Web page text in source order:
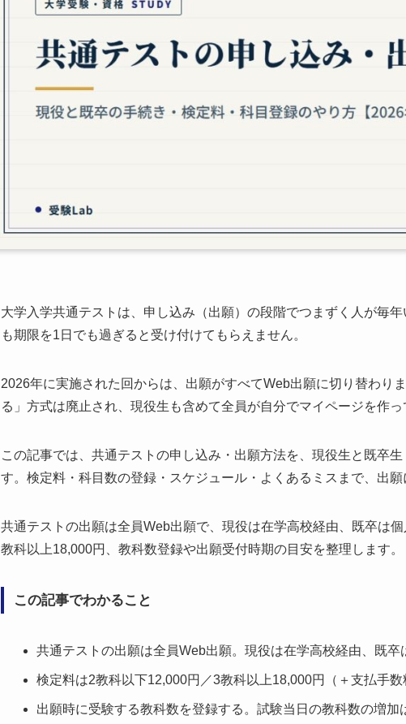
大学入学共通テストは、申し込み（出願）の段階でつまずく人が毎
も期限を1日でも過ぎると受け付けてもらえません。
2026年に実施された回からは、出願がすべてWeb出願に切り替わり
る」方式は廃止され、現役生も含めて全員が自分でマイページを作っ
この記事では、共通テストの申し込み・出願方法を、現役生と既卒
す。検定料・科目数の登録・スケジュール・よくあるミスまで、出
共通テストの出願は全員Web出願で、現役は在学高校経由、既卒は
教科以上18,000円、教科数登録や出願受付時期の目安を整理します。
この記事でわかること
共通テストの出願は全員Web出願。現役は在学高校経由、既卒
検定料は2教科以下12,000円／3教科以上18,000円（＋支払手数
出願時に受験する教科数を登録する。試験当日の教科数の増加